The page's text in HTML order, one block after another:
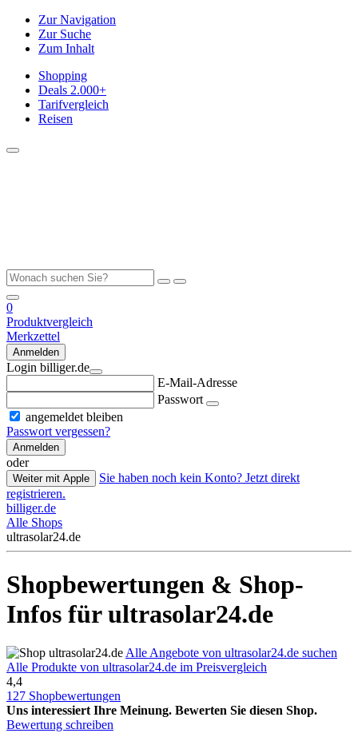
Zur Navigation
Zur Suche
Zum Inhalt
Shopping
Deals 2.000+
Tarifvergleich
Reisen
0
Produktvergleich
Merkzettel
Anmelden
Login billiger.de
E-Mail-Adresse
Passwort
angemeldet bleiben
Passwort vergessen?
Anmelden
oder
Weiter mit Apple
Sie haben noch kein Konto? Jetzt direkt
registrieren.
billiger.de
Alle Shops
ultrasolar24.de
Shopbewertungen & Shop-
Infos für ultrasolar24.de
Alle Angebote von ultrasolar24.de suchen
Alle Produkte von ultrasolar24.de im Preisvergleich
4,4
127 Shopbewertungen
Uns interessiert Ihre Meinung. Bewerten Sie diesen Shop.
Bewertung schreiben